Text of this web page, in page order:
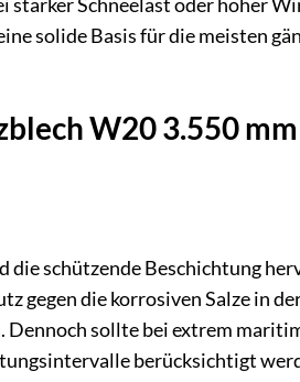
Schneelast oder hoher
solide Basis für die meisten
W20 3.550
die schützende Beschichtung
gegen die korrosiven Salze in
sollte bei extrem
berücksichtigt